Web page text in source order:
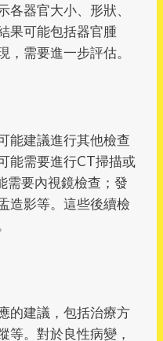
器官大小、形狀、
果可能包括器官腫
，需要進一步評估。
能建議進行其他檢查
能需要進行CT掃描或
需要內視鏡檢查；發
造影等。這些後續檢
的建議，包括治療方
等。對於良性病變，